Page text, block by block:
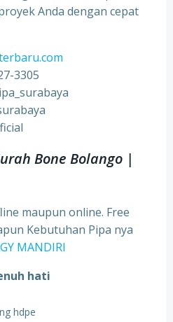
Anda dengan cepat
3305
Bone Bolango |
maupun online. Free
Kebutuhan Pipa nya
MANDIRI
hati
hdpe